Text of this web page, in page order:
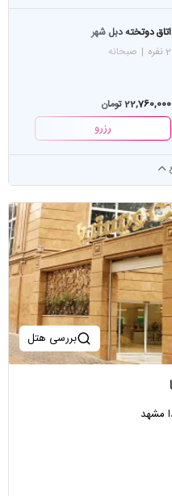
اتاق دوتخته دبل شهر
2 نفره
| صبحانه
22,760,000 تومان
رزرو
بررسی هتل
مشهد